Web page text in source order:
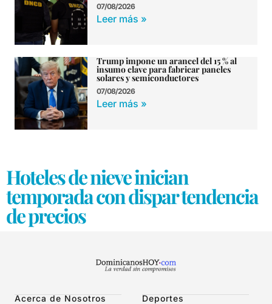
07/08/2026
Leer más »
Trump impone un arancel del 15 % al
insumo clave para fabricar paneles
solares y semiconductores
07/08/2026
Leer más »
Hoteles de nieve inician
temporada con dispar tendencia
de precios
Acerca de Nosotros Deportes